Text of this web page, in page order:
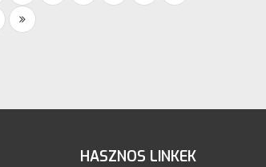
HASZNOS LINKEK